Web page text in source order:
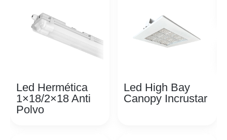
Led Hermética
1×18/2×18 Anti
Polvo
Led High Bay
Canopy Incrustar